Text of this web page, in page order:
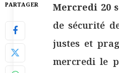
PARTAGER Mercredi 20
de sécurité
justes et
mercredi le